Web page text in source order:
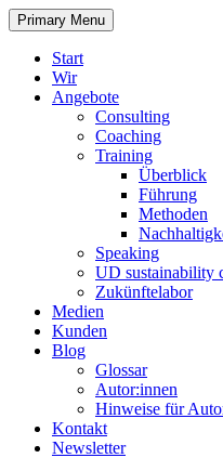
Primary Menu
Start
Wir
Angebote
Consulting
Coaching
Training
Überblick
Führung
Methoden
Speaking
UD sustainability
Zukünftelabor
Medien
Kunden
Blog
Glossar
Autor:innen
Hinweise für
Kontakt
Newsletter